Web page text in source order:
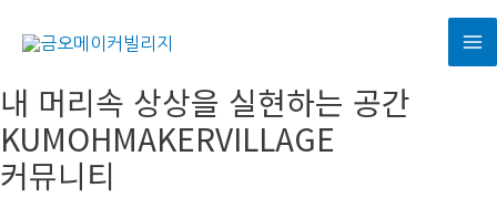
로
건
너
내 머리속 상상을 실현하는 공간
KUMOHMAKERVILLAGE
커뮤니티